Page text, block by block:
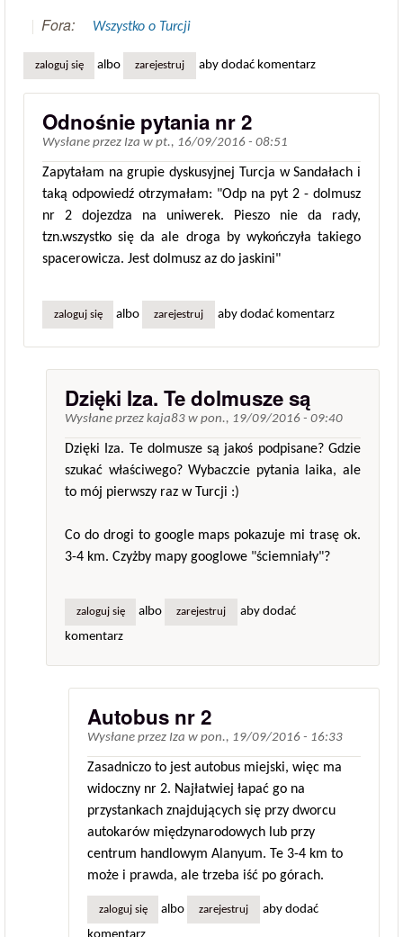
Fora: Wszystko o Turcji
zaloguj się albo zarejestruj aby dodać komentarz
Odnośnie pytania nr 2
Wysłane przez Iza w pt., 16/09/2016 - 08:51
Zapytałam na grupie dyskusyjnej Turcja w Sandałach i
taką odpowiedź otrzymałam: "Odp na pyt 2 - dolmusz
nr 2 dojezdza na uniwerek. Pieszo nie da rady,
tzn.wszystko się da ale droga by wykończyła takiego
spacerowicza. Jest dolmusz az do jaskini"
zaloguj się albo zarejestruj aby dodać komentarz
Dzięki Iza. Te dolmusze są
Wysłane przez kaja83 w pon., 19/09/2016 - 09:40
Dzięki Iza. Te dolmusze są jakoś podpisane? Gdzie
szukać właściwego? Wybaczcie pytania laika, ale
to mój pierwszy raz w Turcji :)
Co do drogi to google maps pokazuje mi trasę ok.
3-4 km. Czyżby mapy googlowe "ściemniały"?
zaloguj się albo zarejestruj
aby dodać
komentarz
Autobus nr 2
Wysłane przez Iza w pon., 19/09/2016 - 16:33
Zasadniczo to jest autobus miejski, więc ma
widoczny nr 2. Najłatwiej łapać go na
przystankach znajdujących się przy dworcu
autokarów międzynarodowych lub przy
centrum handlowym Alanyum. Te 3-4 km to
może i prawda, ale trzeba iść po górach.
zaloguj się albo zarejestruj
aby dodać